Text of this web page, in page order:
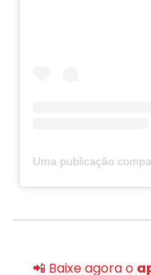
📲 Baixe agora o